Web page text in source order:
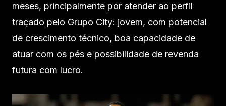
meses, principalmente por atender ao perfil
traçado pelo Grupo City: jovem, com potencial
de crescimento técnico, boa capacidade de
atuar com os pés e possibilidade de revenda
futura com lucro.